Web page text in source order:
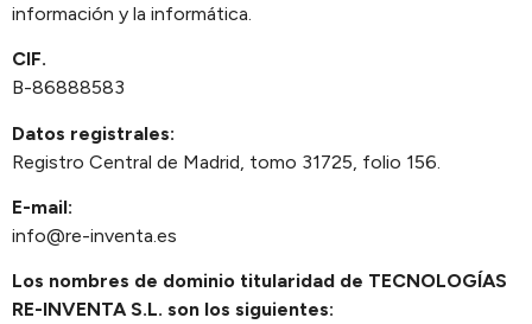
información y la informática.
CIF.
B-86888583
Datos registrales:
Registro Central de Madrid, tomo 31725, folio 156.
E-mail:
info@re-inventa.es
Los nombres de dominio titularidad de TECNOLOGÍAS
RE-INVENTA S.L. son los siguientes: